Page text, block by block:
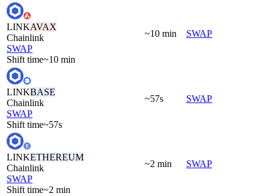
LINKAVAX
Chainlink
SWAP
Shift time~10 min
~10 min SWAP
LINKBASE
Chainlink
SWAP
Shift time~57s
~57s SWAP
LINKETHEREUM
Chainlink
SWAP
Shift time~2 min
~2 min SWAP